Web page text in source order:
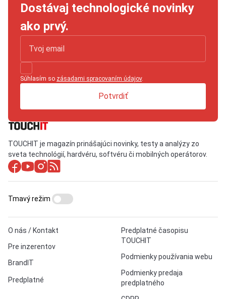
Dostávaj technologické novinky
ako prvý.
Súhlasím so zásadami spracovaním údajov.
Potvrdiť
TOUCHIT je magazín prinášajúci novinky, testy a analýzy zo
sveta technológií, hardvéru, softvéru či mobilných operátorov.
O nás / Kontakt
Pre inzerentov
BrandIT
Predplatné
Predplatné časopisu
TOUCHIT
Podmienky používania webu
Podmienky predaja
predplatného
Tmavý režim